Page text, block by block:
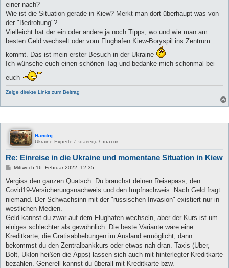
einer nach?
Wie ist die Situation gerade in Kiew? Merkt man dort überhaupt was von
der "Bedrohung"?
Vielleicht hat der ein oder andere ja noch Tipps, wo und wie man am
besten Geld wechselt oder vom Flughafen Kiew-Boryspil ins Zentrum
kommt. Das ist mein erster Besuch in der Ukraine
Ich wünsche euch einen schönen Tag und bedanke mich schonmal bei
euch
Zeige direkte Links zum Beitrag
Handrij
Ukraine-Experte / знавець / знаток
Re: Einreise in die Ukraine und momentane Situation in Kiew
B
i
r
a
Mittwoch 16. Februar 2022, 12:35
Vergiss den ganzen Quatsch. Du brauchst deinen Reisepass, den
Covid19-Versicherungsnachweis und den Impfnachweis. Nach Geld fragt
niemand. Der Schwachsinn mit der "russischen Invasion" existiert nur in
westlichen Medien.
Geld kannst du zwar auf dem Flughafen wechseln, aber der Kurs ist um
einiges schlechter als gewöhnlich. Die beste Variante wäre eine
Kreditkarte, die Gratisabhebungen im Ausland ermöglicht, dann
bekommst du den Zentralbankkurs oder etwas nah dran. Taxis (Uber,
Bolt, Uklon heißen die Äpps) lassen sich auch mit hinterlegter Kreditkarte
bezahlen. Generell kannst du überall mit Kreditkarte bzw.